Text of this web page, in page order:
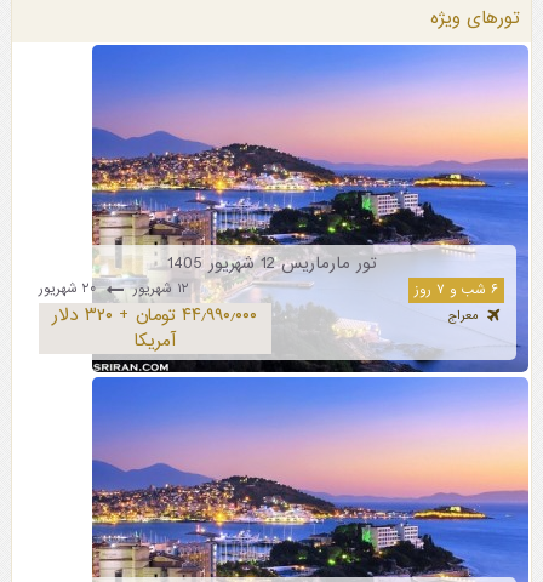
تورهای ویژه
تور مارماریس 12 شهریور 1405
۶ شب و ۷ روز ۱۲ شهریور ۲۰ شهریور
معراج
۴۴٫۹۹۰٫۰۰۰ تومان + ۳۲۰ دلار
آمریکا